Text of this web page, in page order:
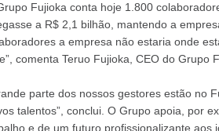
Fujioka conta hoje 1.800
a R$ 2,1 bilhão, mantendo a
a empresa não estaria onde
comenta Teruo Fujioka, CEO do Grupo
parte dos nossos gestores estão no
talentos”, conclui. O Grupo apoia, por
e de um futuro profissionalizante aos